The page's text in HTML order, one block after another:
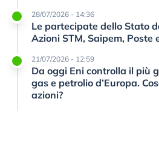
28/07/2026 - 14:36
Le partecipate dello Stato
Azioni STM, Saipem, Poste
21/07/2026 - 12:59
Da oggi Eni controlla il più
gas e petrolio d’Europa.
azioni?